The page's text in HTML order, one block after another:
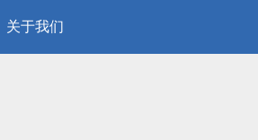
关于我们